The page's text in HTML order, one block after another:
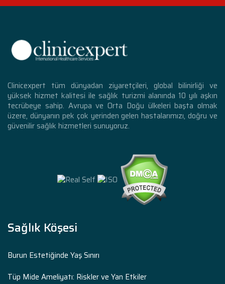
Clinicexpert tüm dünyadan ziyaretçileri, global bilinirliği ve
yüksek hizmet kalitesi ile sağlık turizmi alanında 10 yılı aşkın
tecrübeye sahip. Avrupa ve Orta Doğu ülkeleri başta olmak
üzere, dünyanın pek çok yerinden gelen hastalarımızı, doğru ve
güvenilir sağlık hizmetleri sunuyoruz.
Sağlık Köşesi
Burun Estetiğinde Yaş Sınırı
Tüp Mide Ameliyatı: Riskler ve Yan Etkiler